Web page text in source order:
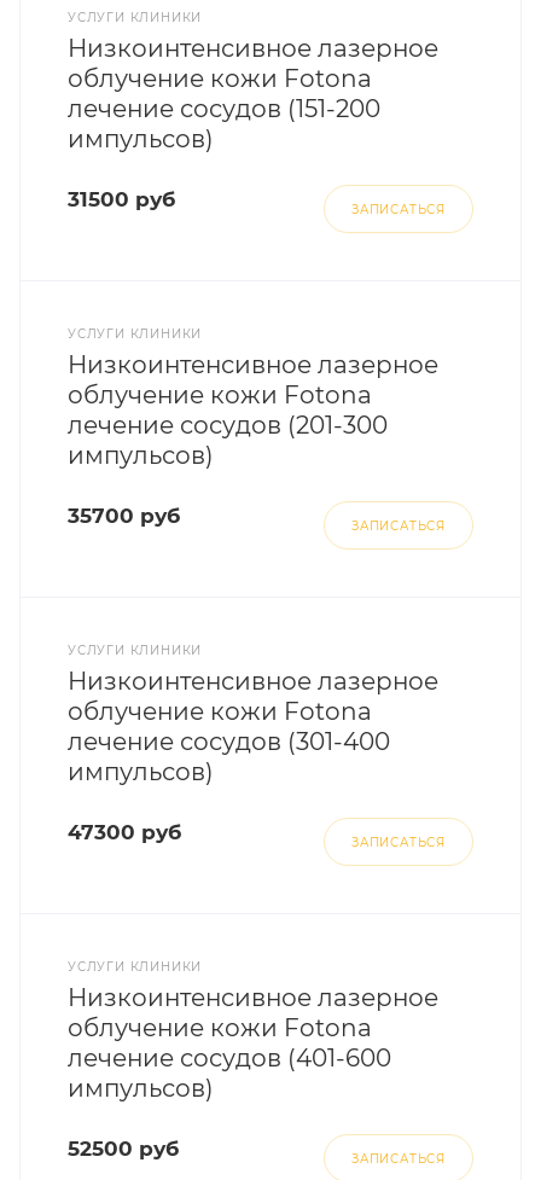
УСЛУГИ КЛИНИКИ
Низкоинтенсивное лазерное
облучение кожи Fotona
лечение сосудов (151-200
импульсов)
31500 руб ЗАПИСАТЬСЯ
УСЛУГИ КЛИНИКИ
Низкоинтенсивное лазерное
облучение кожи Fotona
лечение сосудов (201-300
импульсов)
35700 руб ЗАПИСАТЬСЯ
УСЛУГИ КЛИНИКИ
Низкоинтенсивное лазерное
облучение кожи Fotona
лечение сосудов (301-400
импульсов)
47300 руб ЗАПИСАТЬСЯ
УСЛУГИ КЛИНИКИ
Низкоинтенсивное лазерное
облучение кожи Fotona
лечение сосудов (401-600
импульсов)
52500 руб ЗАПИСАТЬСЯ